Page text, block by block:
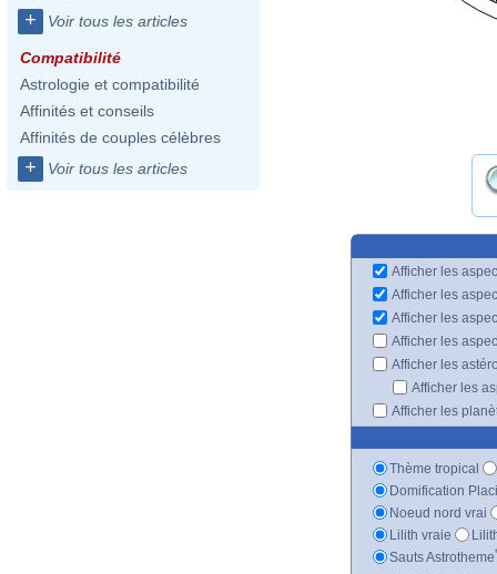
+ Voir tous les articles
Compatibilité
Astrologie et compatibilité
Affinités et conseils
Affinités de couples célèbres
+ Voir tous les articles
Afficher les
Afficher les
Afficher les
Afficher les
Afficher les
Afficher les
Afficher les
Thème tropical
Domification
Noeud nord vrai
Lilith vraie
Sauts Astrotheme